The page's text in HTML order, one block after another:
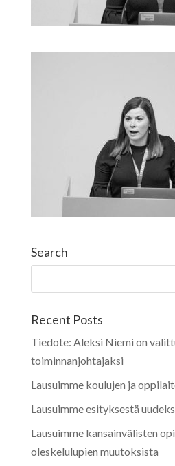
Search
Recent Posts
Tiedote: Aleksi Niemi on
toiminnanjohtajaksi
Lausuimme koulujen ja
Lausuimme esityksestä
Lausuimme kansainvälisten
oleskelulupien muutoksista